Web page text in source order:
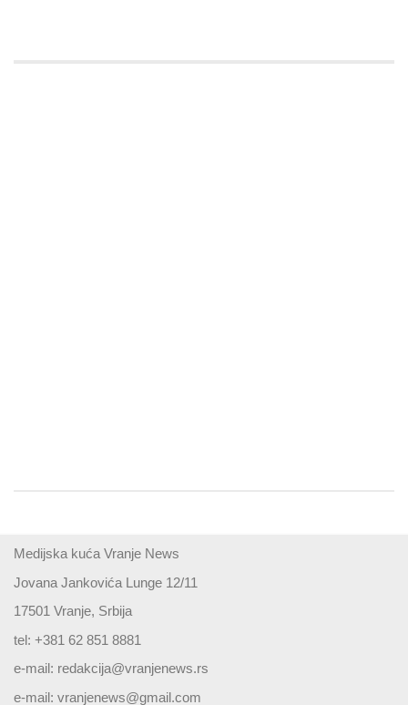
Medijska kuća Vranje News
Jovana Jankovića Lunge 12/11
17501 Vranje, Srbija
tel: +381 62 851 8881
e-mail: redakcija@vranjenews.rs
e-mail: vranjenews@gmail.com